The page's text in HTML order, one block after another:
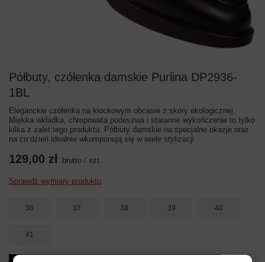
Półbuty, czółenka damskie Purlina DP2936-
1BL
Eleganckie czółenka na klockowym obcasie z skóry ekologicznej.
Miękka wkładka, chropowata podeszwa i staranne wykończenie to tylko
kilka z zalet tego produktu. Półbuty damskie na specjalne okazje oraz
na co dzień idealnie wkomponują się w wiele stylizacji
129,00 zł brutto / szt.
Sprawdź wymiary produktu
36 37 38 39 40
41